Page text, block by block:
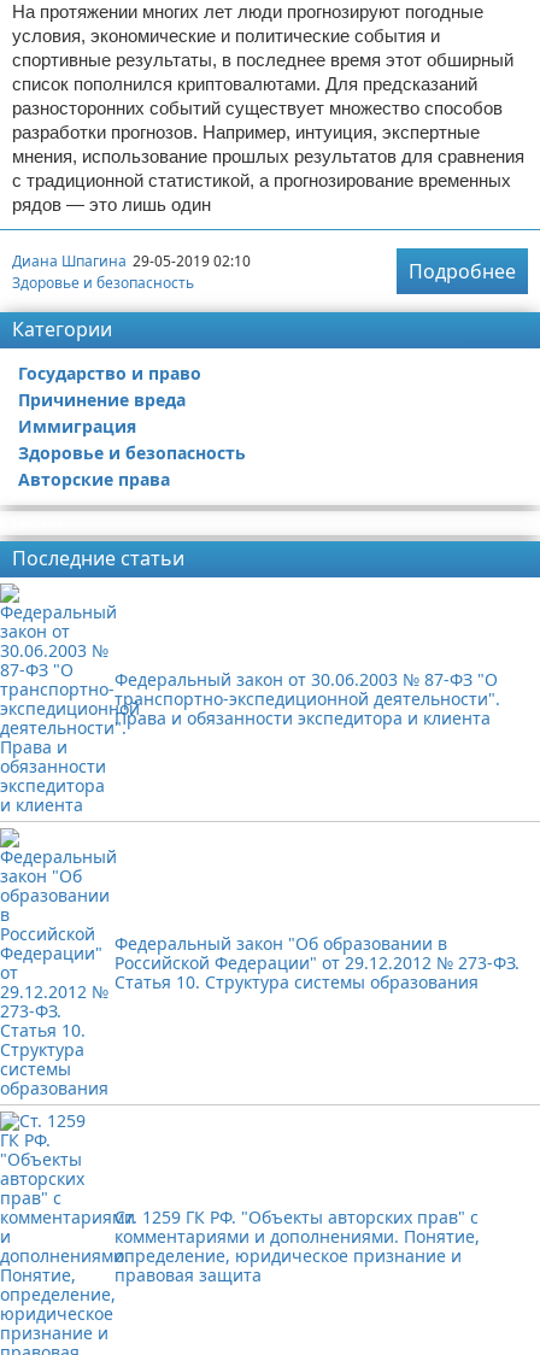
На протяжении многих лет люди прогнозируют погодные
условия, экономические и политические события и
спортивные результаты, в последнее время этот обширный
список пополнился криптовалютами. Для предсказаний
разносторонних событий существует множество способов
разработки прогнозов. Например, интуиция, экспертные
мнения, использование прошлых результатов для сравнения
с традиционной статистикой, а прогнозирование временных
рядов — это лишь один
Диана Шпагина 29-05-2019 02:10
Здоровье и безопасность
Подробнее
Категории
Государство и право
Причинение вреда
Иммиграция
Здоровье и безопасность
Авторские права
Последние статьи
Федеральный закон от 30.06.2003 № 87-ФЗ "О
транспортно-экспедиционной деятельности".
Права и обязанности экспедитора и клиента
Федеральный закон "Об образовании в
Российской Федерации" от 29.12.2012 № 273-ФЗ.
Статья 10. Структура системы образования
Ст. 1259 ГК РФ. "Объекты авторских прав" с
комментариями и дополнениями. Понятие,
определение, юридическое признание и
правовая защита